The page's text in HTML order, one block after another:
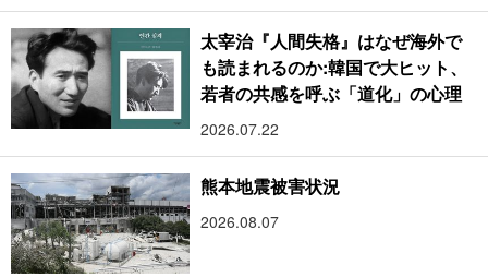
太宰治『人間失格』はなぜ海外で
も読まれるのか:韓国で大ヒット、
若者の共感を呼ぶ「道化」の心理
2026.07.22
熊本地震被害状況
2026.08.07